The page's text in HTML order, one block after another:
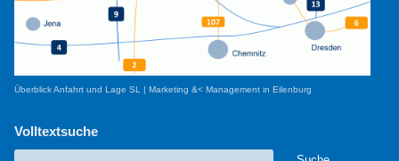
Überblick Anfahrt und Lage SL | Marketing &< Management in Eilenburg
Volltextsuche